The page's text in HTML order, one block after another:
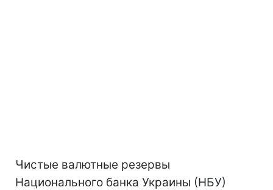
Чистые валютные резервы
Национального банка Украины (НБУ)